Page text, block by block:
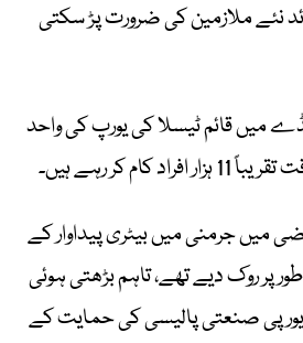
1500 سے زائد نئے ملازمین کی ضرورت پڑ سکتی
میں قائم ٹیسلا کی یورپ کی واحد
کام کر رہے ہیں۔
میں جرمنی میں بیٹری پیداوار کے
روک دیے تھے، تاہم بڑھتی ہوئی
صنعتی پالیسی کی حمایت کے